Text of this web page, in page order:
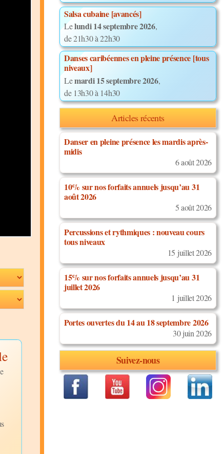
Enchufala
Discipline:Salsa Cubaine
Débutants
Description:Enchufala
Sombrero
Discipline:Salsa
Niveau: Débutants
Description:Le
Salsa cubaine [avancés]
Lelundi 14 septembre 2026,
de 21h30 à 22h30
Danses caribéennes en pleine présence [tous
niveaux]
Lemardi 15 septembre 2026,
de 13h30 à 14h30
Articles récents
Danser en pleine présence les mardis après-
midis
6 août 2026
10% sur nos forfaits annuels jusqu’au 31
août 2026
5 août 2026
Percussions et rythmiques : nouveau cours
tous niveaux
15 juillet 2026
15% sur nos forfaits annuels jusqu’au 31
juillet 2026
1 juillet 2026
Portes ouvertes du 14 au 18 septembre 2026
30 juin 2026
Suivez-nous